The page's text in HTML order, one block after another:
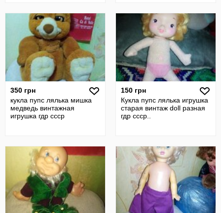
350 грн
кукла пупс лялька мишка
медведь винтажная
игрушка гдр ссср
150 грн
Кукла пупс лялька игрушка
старая винтаж doll разная
гдр ссср..